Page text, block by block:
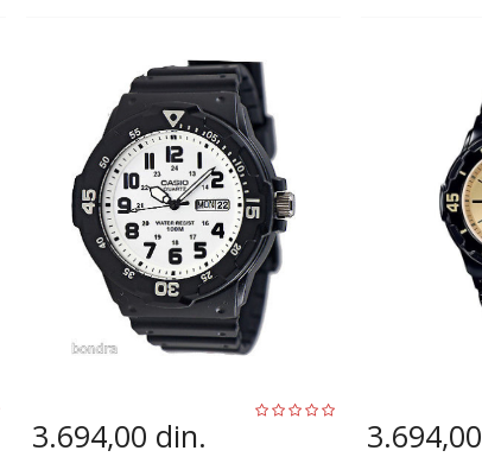
3.694,00 din. 3.694,00